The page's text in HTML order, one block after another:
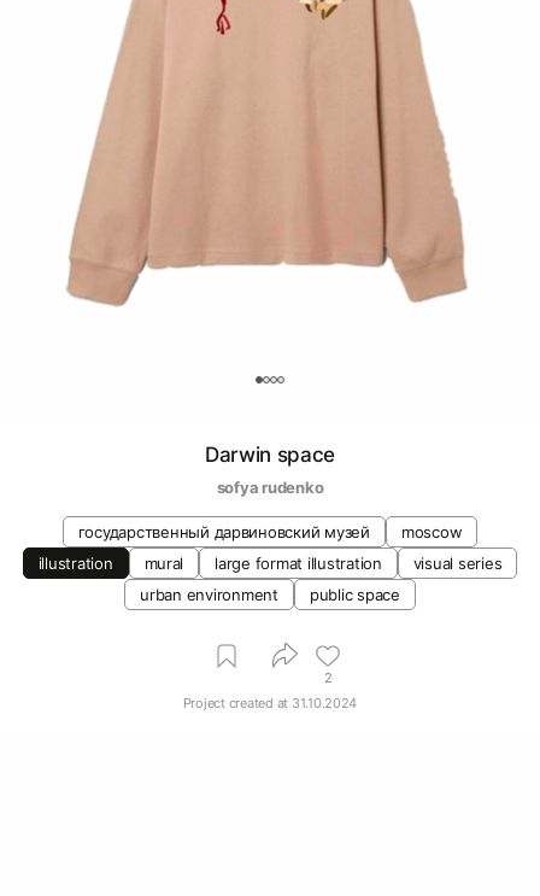
Darwin space
sofya rudenko
государственный дарвиновский музей
moscow
illustration
mural large format illustration
visual series
urban environment
public space
2
Project created at 31.10.2024